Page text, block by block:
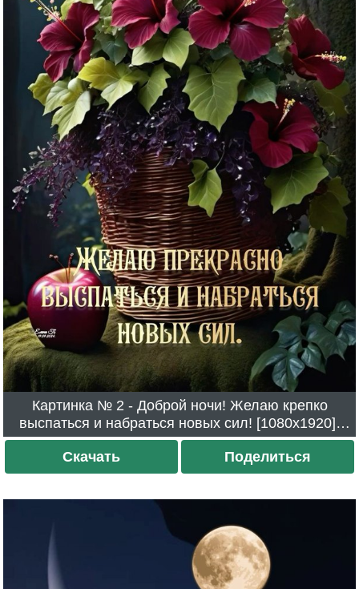
Картинка № 2 - Доброй ночи! Желаю крепко
выспаться и набраться новых сил! [1080x1920].
Скачали 1323 раза.
Скачать
Поделиться